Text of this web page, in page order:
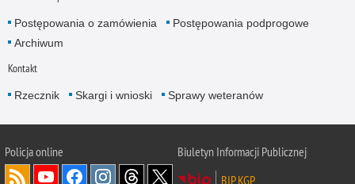
Postępowania o zamówienia
Postępowania podprogowe
Archiwum
Kontakt
Rzecznik Skargi i wnioski Sprawy weteranów
Policjaonline
Biuletyn Informacji Publicznej
BIP KGP